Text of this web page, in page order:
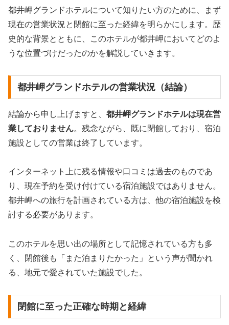
都井岬グランドホテルについて知りたい方のために、まず
現在の営業状況と閉館に至った経緯を明らかにします。歴
史的な背景とともに、このホテルが都井岬においてどのよ
うな位置づけだったのかを解説していきます。
都井岬グランドホテルの営業状況（結論）
結論から申し上げますと、 都井岬グランドホテルは現在営
業しておりません。残念ながら、既に閉館しており、宿泊
施設としての営業は終了しています。
インターネット上に残る情報や口コミは過去のものであ
り、現在予約を受け付けている宿泊施設ではありません。
都井岬への旅行を計画されている方は、他の宿泊施設を検
討する必要があります。
このホテルを思い出の場所として記憶されている方も多
く、閉館後も「また泊まりたかった」という声が聞かれ
る、地元で愛されていた施設でした。
閉館に至った正確な時期と経緯